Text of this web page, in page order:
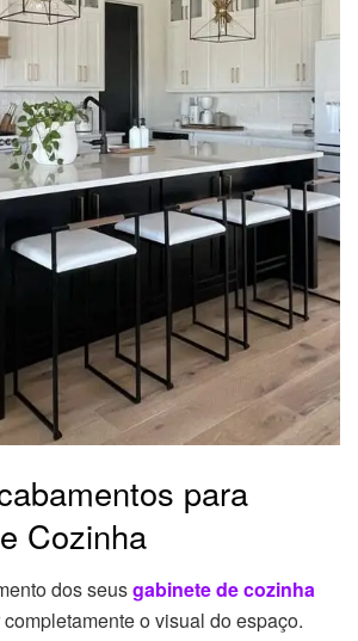
para
Cozinha
dos seusgabinete de cozinha
o visual do espaço.